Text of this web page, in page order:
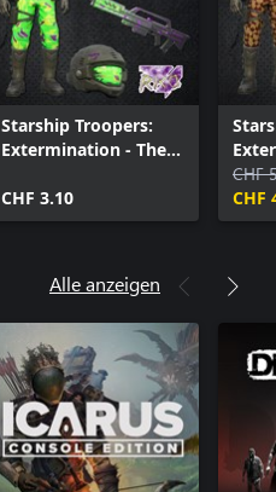
Starship Troopers:
Extermination - The
CHF 3.10
CHF
CHF
Alle anzeigen